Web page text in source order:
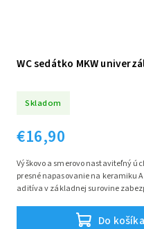
WC sedátko MKW
Skladom
€16,90
Do košíka
Výškovo a smerovo nastaviteľný
presné napasovanie na keramiku
aditíva v základnej surovine